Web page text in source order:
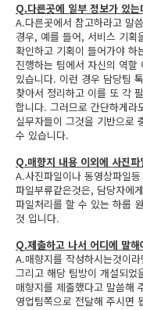
Q.다른곳에 일부 정보가 있
A.다른곳에서 참고하라고 말
경우, 예를 들어, 서비스 기획
확인하고 기획이 들어가야
진행하는 팀에서 자신의 역
있습니다. 이런 경우 담당팀
찾아서 정리하고 이를 또 각
합니다. 그러므로 간단하게라
실무자들이 그것을 기반으로
수 있습니다.
Q.매향지 내용 이외에 사진
A.사진파일이나 동영상파일
파일부류같은것은, 담당자에
파일처리를 할 수 있는 하룹
것 입니다.
Q.제출하고 나서 어디에 말해
A.매향지를 작성하시는것이
그리고 해당 팀방이 개설되었
매향지를 제출했다고 말씀해
영업팀쪽으로 전달해 주시면